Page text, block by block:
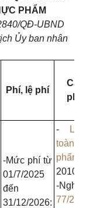
PHẨM
QĐ-UBND
Ủy ban nhân
Phí, lệ phí
Căn
pháp
-Mức phí từ
01/7/2025
đến
31/12/2026:
-
toàn
phẩm
2010.
-Nghị
77/